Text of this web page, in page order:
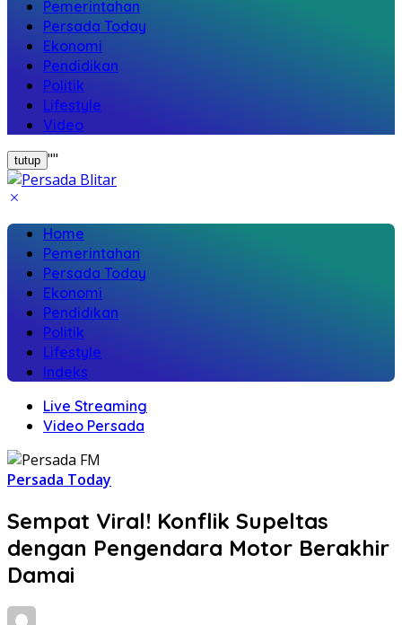
Pemerintahan
Persada Today
Ekonomi
Pendidikan
Politik
Lifestyle
Video
tutup ""
Home
Pemerintahan
Persada Today
Ekonomi
Pendidikan
Politik
Lifestyle
Indeks
Live Streaming
Video Persada
Persada Today
Sempat Viral! Konflik Supeltas
dengan Pengendara Motor Berakhir
Damai